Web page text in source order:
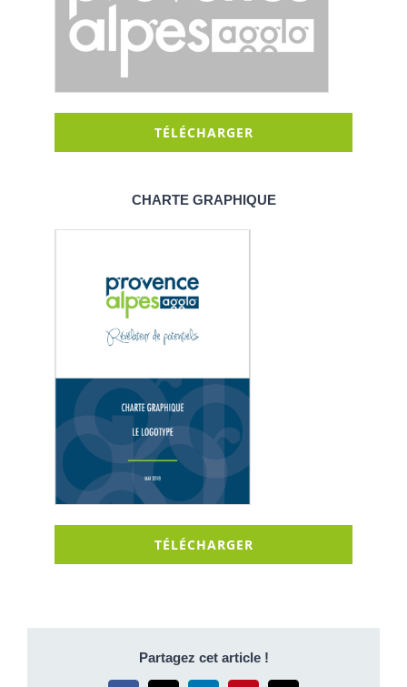
TÉLÉCHARGER
CHARTE GRAPHIQUE
TÉLÉCHARGER
Partagez cet article !